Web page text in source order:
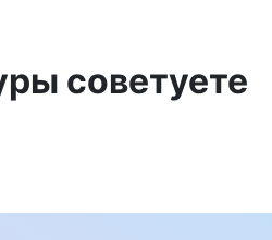
советуете